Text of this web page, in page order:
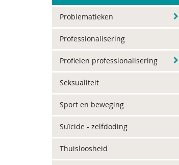
Problematieken
Professionalisering
Profielen professionalisering
Seksualiteit
Sport en beweging
Suïcide - zelfdoding
Thuisloosheid